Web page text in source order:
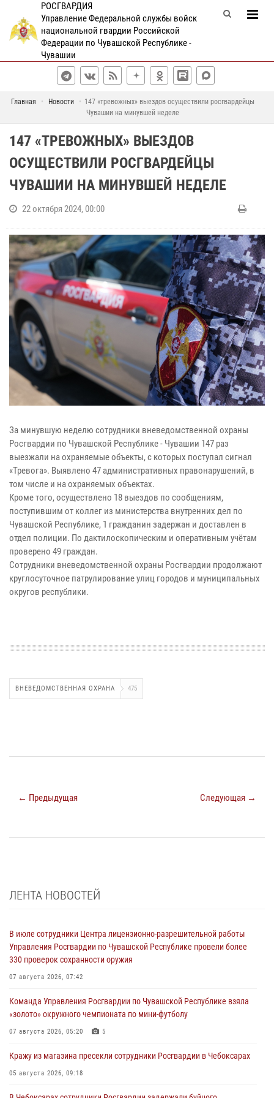
РОСГВАРДИЯ
Управление Федеральной службы войск
национальной гвардии Российской
Федерации по Чувашской Республике -
Чувашии
Главная Новости
147 «тревожных» выездов осуществили росгвардейцы
Чувашии на минувшей неделе
147 «ТРЕВОЖНЫХ» ВЫЕЗДОВ
ОСУЩЕСТВИЛИ РОСГВАРДЕЙЦЫ
ЧУВАШИИ НА МИНУВШЕЙ НЕДЕЛЕ
22 октября 2024, 00:00
За минувшую неделю сотрудники вневедомственной охраны
Росгвардии по Чувашской Республике - Чувашии 147 раз
выезжали на охраняемые объекты, с которых поступал сигнал
«Тревога». Выявлено 47 административных правонарушений, в
том числе и на охраняемых объектах.
Кроме того, осуществлено 18 выездов по сообщениям,
поступившим от коллег из министерства внутренних дел по
Чувашской Республике, 1 гражданин задержан и доставлен в
отдел полиции. По дактилоскопическим и оперативным учётам
проверено 49 граждан.
Сотрудники вневедомственной охраны Росгвардии продолжают
круглосуточное патрулирование улиц городов и муниципальных
округов республики.
ВНЕВЕДОМСТВЕННАЯ ОХРАНА 475
← Предыдущая Следующая →
ЛЕНТА НОВОСТЕЙ
В июле сотрудники Центра лицензионно-разрешительной работы
Управления Росгвардии по Чувашской Республике провели более
330 проверок сохранности оружия
07 августа 2026, 07:42
Команда Управления Росгвардии по Чувашской Республике взяла
«золото» окружного чемпионата по мини-футболу
07 августа 2026, 05:20 5
Кражу из магазина пресекли сотрудники Росгвардии в Чебоксарах
05 августа 2026, 09:18